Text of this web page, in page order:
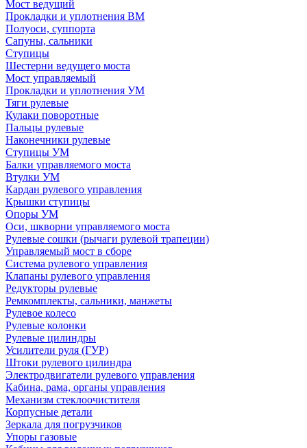
Мост ведущий
Прокладки и уплотнения ВМ
Полуоси, суппорта
Сапуны, сальники
Ступицы
Шестерни ведущего моста
Мост управляемый
Прокладки и уплотнения УМ
Тяги рулевые
Кулаки поворотные
Пальцы рулевые
Наконечники рулевые
Ступицы УМ
Балки управляемого моста
Втулки УМ
Кардан рулевого управления
Крышки ступицы
Опоры УМ
Оси, шкворни управляемого моста
Рулевые сошки (рычаги рулевой трапеции)
Управляемый мост в сборе
Система рулевого управления
Клапаны рулевого управления
Редукторы рулевые
Ремкомплекты, сальники, манжеты
Рулевое колесо
Рулевые колонки
Рулевые цилиндры
Усилители руля (ГУР)
Штоки рулевого цилиндра
Электродвигатели рулевого управления
Кабина, рама, органы управления
Механизм стеклоочистителя
Корпусные детали
Зеркала для погрузчиков
Упоры газовые